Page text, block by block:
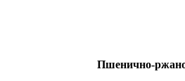
Пшенично-